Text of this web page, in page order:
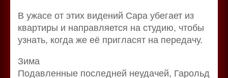
В ужасе от этих видений Сара убегает из
квартиры и направляется на студию, чтобы
узнать, когда же её пригласят на передачу.
Зима
Подавленные последней неудачей, Гарольд